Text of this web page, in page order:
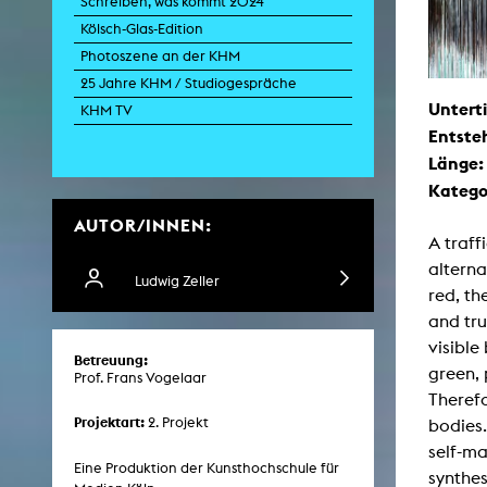
Kölsch-Glas-Edition
Photoszene an der KHM
25 Jahre KHM / Studiogespräche
KHM TV
AUTOR/INNEN:
Ludwig Zeller
Betreuung:
Prof. Frans Vogelaar
Projektart: 2. Projekt
Eine Produktion der Kunsthochschule für
Länge:
A
red,
and
visible
green,
self-